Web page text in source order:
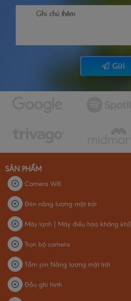
Gửi
SẢN PHẨM
Camera Wifi
Đèn năng lượng mặt trời
Máy lạnh ( Máy điều hòa không khí)
Trọn bộ camera
Tấm pin Năng lượng mặt trời
Đầu ghi hình